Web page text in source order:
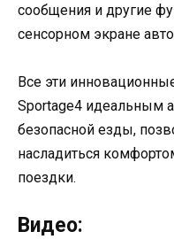
сообщения и другие
сенсорном экране
Все эти
Sportage4 идеальным
безопасной езды,
насладиться
поездки.
Видео: